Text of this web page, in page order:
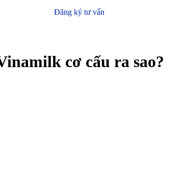
Đăng ký tư vấn
cơ cấu ra sao?